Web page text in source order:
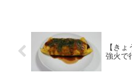
【き
強火で